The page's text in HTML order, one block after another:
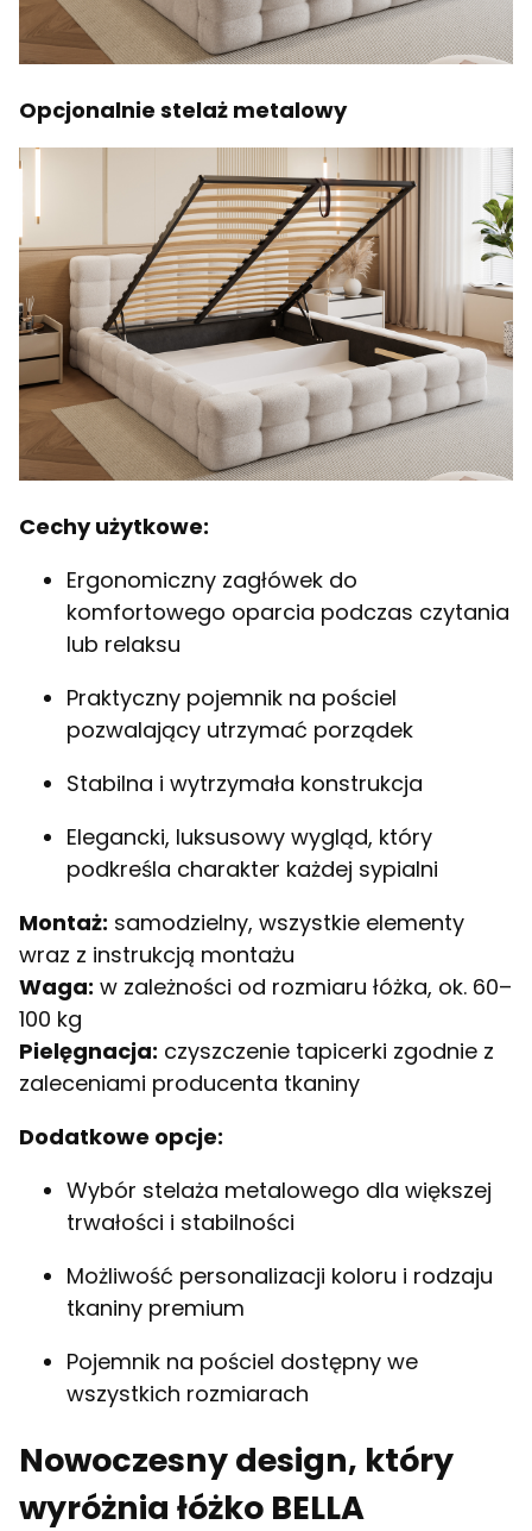
Opcjonalnie stelaż metalowy
Cechy użytkowe:
Ergonomiczny zagłówek do
komfortowego oparcia podczas czytania
lub relaksu
Praktyczny pojemnik na pościel
pozwalający utrzymać porządek
Stabilna i wytrzymała konstrukcja
Elegancki, luksusowy wygląd, który
podkreśla charakter każdej sypialni
Montaż: samodzielny, wszystkie elementy
wraz z instrukcją montażu
Waga: w zależności od rozmiaru łóżka, ok. 60–
100 kg
Pielęgnacja: czyszczenie tapicerki zgodnie z
zaleceniami producenta tkaniny
Dodatkowe opcje:
Wybór stelaża metalowego dla większej
trwałości i stabilności
Możliwość personalizacji koloru i rodzaju
tkaniny premium
Pojemnik na pościel dostępny we
wszystkich rozmiarach
Nowoczesny design, który
wyróżnia łóżko BELLA